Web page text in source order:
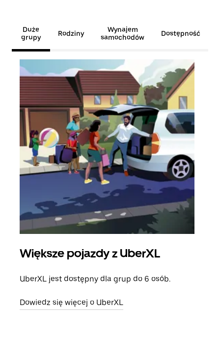
Duże
grupy
Rodziny
Wynajem
samochodów
Dostępność
Większe pojazdy z UberXL
UberXL jest dostępny dla grup do 6 osób.
Dowiedz się więcej o UberXL